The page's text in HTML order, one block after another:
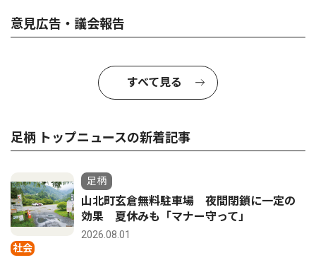
意見広告・議会報告
すべて見る
足柄 トップニュースの新着記事
社会
足柄
山北町玄倉無料駐車場 夜間閉鎖に一定の
効果 夏休みも「マナー守って」
2026.08.01